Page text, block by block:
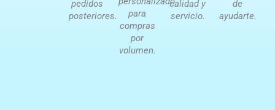
pedidos
posteriores.
para
compras
por
volumen.
calidad y
servicio.
de
ayudarte.